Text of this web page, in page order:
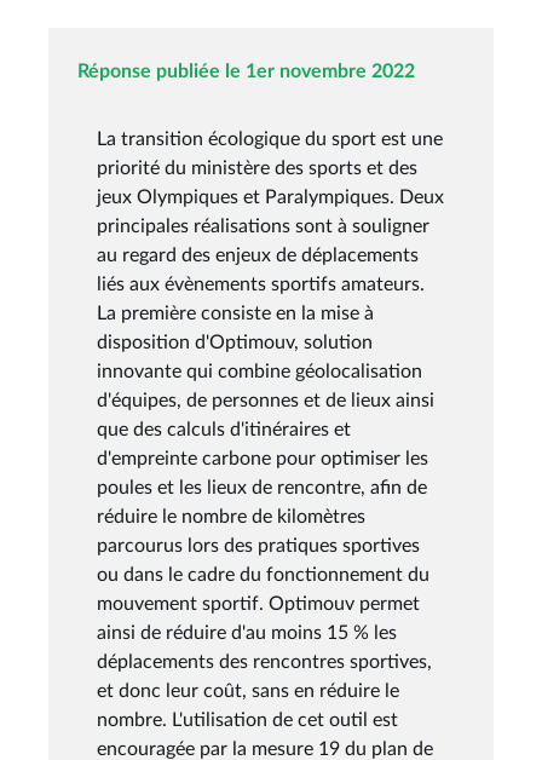
Réponse publiée le 1er novembre 2022
La transition écologique du sport est une
priorité du ministère des sports et des
jeux Olympiques et Paralympiques. Deux
principales réalisations sont à souligner
au regard des enjeux de déplacements
liés aux évènements sportifs amateurs.
La première consiste en la mise à
disposition d'Optimouv, solution
innovante qui combine géolocalisation
d'équipes, de personnes et de lieux ainsi
que des calculs d'itinéraires et
d'empreinte carbone pour optimiser les
poules et les lieux de rencontre, afin de
réduire le nombre de kilomètres
parcourus lors des pratiques sportives
ou dans le cadre du fonctionnement du
mouvement sportif. Optimouv permet
ainsi de réduire d'au moins 15 % les
déplacements des rencontres sportives,
et donc leur coût, sans en réduire le
nombre. L'utilisation de cet outil est
encouragée par la mesure 19 du plan de